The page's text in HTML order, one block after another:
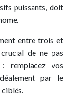
puissants, doit
entre trois et
de ne pas
: remplacez vos
par le
ciblés.